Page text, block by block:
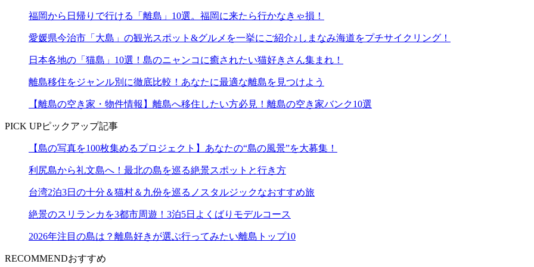
福岡から日帰りで行ける「離島」10選。福岡に来たら行かなきゃ損！
愛媛県今治市「大島」の観光スポット&グルメを一挙にご紹介♪しまなみ海道をプチサイクリング！
日本各地の「猫島」10選！島のニャンコに癒されたい猫好きさん集まれ！
離島移住をジャンル別に徹底比較！あなたに最適な離島を見つけよう
【離島の空き家・物件情報】離島へ移住したい方必見！離島の空き家バンク10選
PICK UPピックアップ記事
【島の写真を100枚集めるプロジェクト】あなたの“島の風景”を大募集！
利尻島から礼文島へ！最北の島を巡る絶景スポットと行き方
台湾2泊3日の十分＆猫村＆九份を巡るノスタルジックなおすすめ旅
絶景のスリランカを3都市周遊！3泊5日よくばりモデルコース
2026年注目の島は？離島好きが選ぶ行ってみたい離島トップ10
RECOMMENDおすすめ